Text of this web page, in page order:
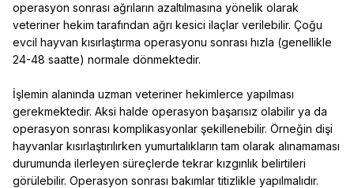
operasyon sonrası ağrıların azaltılmasına yönelik olarak
veteriner hekim tarafından ağrı kesici ilaçlar verilebilir. Çoğu
evcil hayvan kısırlaştırma operasyonu sonrası hızla (genellikle
24-48 saatte) normale dönmektedir.
İşlemin alanında uzman veteriner hekimlerce yapılması
gerekmektedir. Aksi halde operasyon başarısız olabilir ya da
operasyon sonrası komplikasyonlar şekillenebilir. Örneğin dişi
hayvanlar kısırlaştırılırken yumurtalıkların tam olarak alınamaması
durumunda ilerleyen süreçlerde tekrar kızgınlık belirtileri
görülebilir. Operasyon sonrası bakımlar titizlikle yapılmalıdır.